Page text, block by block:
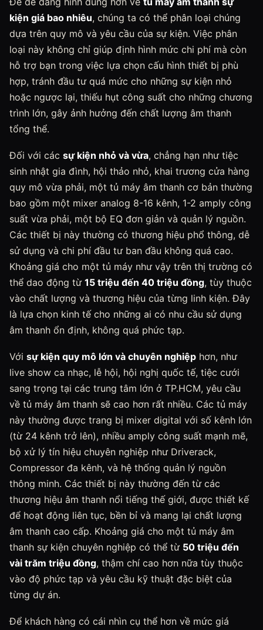
kiện giá bao nhiêu, chúng ta có thể phân loại chúng
dựa trên quy mô và yêu cầu của sự kiện. Việc phân
loại này không chỉ giúp định hình mức chi phí mà còn
hỗ trợ bạn trong việc lựa chọn cấu hình thiết bị phù
hợp, tránh đầu tư quá mức cho những sự kiện nhỏ
hoặc ngược lại, thiếu hụt công suất cho những chương
trình lớn, gây ảnh hưởng đến chất lượng âm thanh
tổng thể.
Đối với các sự kiện nhỏ và vừa, chẳng hạn như tiệc
sinh nhật gia đình, hội thảo nhỏ, khai trương cửa hàng
quy mô vừa phải, một tủ máy âm thanh cơ bản thường
bao gồm một mixer analog 8-16 kênh, 1-2 amply công
suất vừa phải, một bộ EQ đơn giản và quản lý nguồn.
Các thiết bị này thường có thương hiệu phổ thông, dễ
sử dụng và chi phí đầu tư ban đầu không quá cao.
Khoảng giá cho một tủ máy như vậy trên thị trường có
thể dao động từ 15 triệu đến 40 triệu đồng, tùy thuộc
vào chất lượng và thương hiệu của từng linh kiện. Đây
là lựa chọn kinh tế cho những ai có nhu cầu sử dụng
âm thanh ổn định, không quá phức tạp.
Với sự kiện quy mô lớn và chuyên nghiệp hơn, như
live show ca nhạc, lễ hội, hội nghị quốc tế, tiệc cưới
sang trọng tại các trung tâm lớn ở TP.HCM, yêu cầu
về tủ máy âm thanh sẽ cao hơn rất nhiều. Các tủ máy
này thường được trang bị mixer digital với số kênh lớn
(từ 24 kênh trở lên), nhiều amply công suất mạnh mẽ,
bộ xử lý tín hiệu chuyên nghiệp như Driverack,
Compressor đa kênh, và hệ thống quản lý nguồn
thông minh. Các thiết bị này thường đến từ các
thương hiệu âm thanh nổi tiếng thế giới, được thiết kế
để hoạt động liên tục, bền bỉ và mang lại chất lượng
âm thanh cao cấp. Khoảng giá cho một tủ máy âm
thanh sự kiện chuyên nghiệp có thể từ 50 triệu đến
vài trăm triệu đồng, thậm chí cao hơn nữa tùy thuộc
vào độ phức tạp và yêu cầu kỹ thuật đặc biệt của
từng dự án.
Để khách hàng có cái nhìn cụ thể hơn về mức giá